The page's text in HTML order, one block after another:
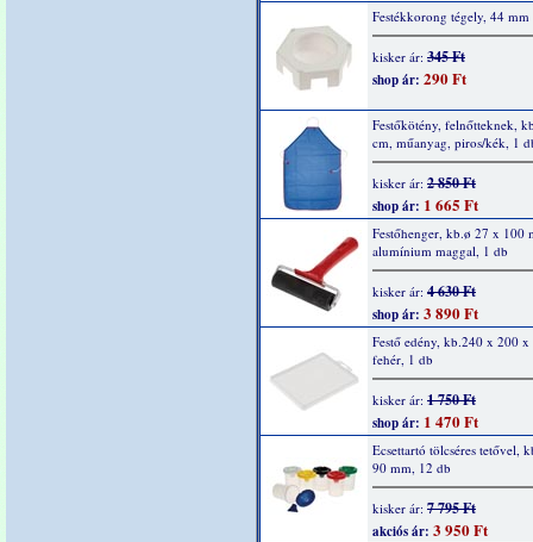
Festékkorong tégely, 44 mm
kisker ár: 345 Ft
shop ár: 290 Ft
Festőkötény, felnőtteknek,
cm, műanyag, piros/kék, 1
kisker ár: 2 850 Ft
shop ár: 1 665 Ft
Festőhenger, kb.ø 27 x 100
alumínium maggal, 1 db
kisker ár: 4 630 Ft
shop ár: 3 890 Ft
Festő edény, kb.240 x 200
fehér, 1 db
kisker ár: 1 750 Ft
shop ár: 1 470 Ft
Ecsettartó tölcséres tetővel,
90 mm, 12 db
kisker ár: 7 795 Ft
akciós ár: 3 950 Ft